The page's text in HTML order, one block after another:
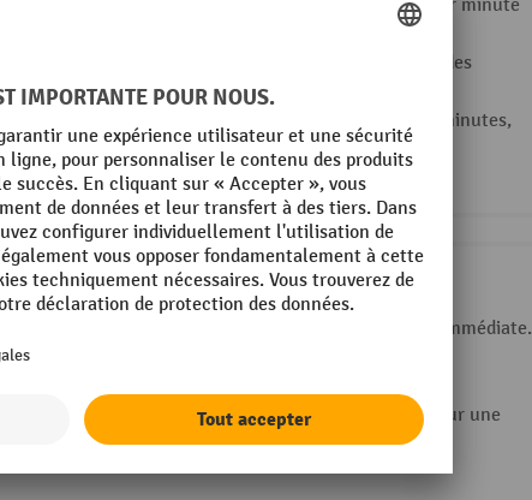
Plateau de lavage orbital avec 4 200 vibrations par minute
Consommation d'eau 1/3 en moins par rapport à des
appareils similaires
Autonomie de la batterie lithium-ion jusqu’à 75 minutes,
temps de charge 60 minutes
Nilfisk® autolaveuse SC250
Batterie et chargeur inclus pour une utilisation immédiate.
Brosses cylindriques ou rouleau en microfibre pour une
utilisation flexible